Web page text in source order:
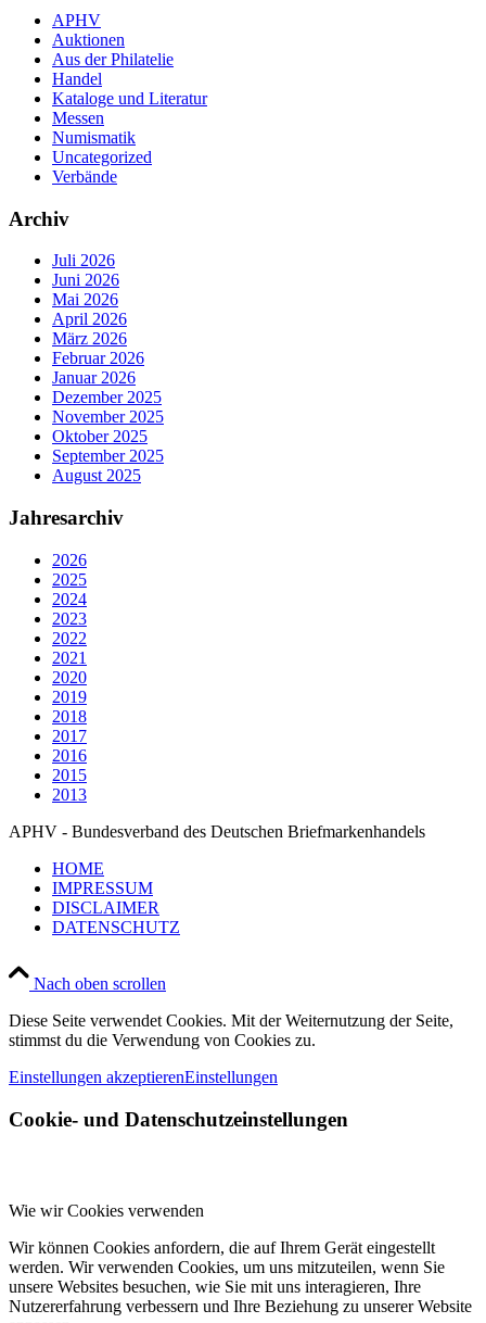
APHV
Auktionen
Aus der Philatelie
Handel
Kataloge und Literatur
Messen
Numismatik
Uncategorized
Verbände
Archiv
Juli 2026
Juni 2026
Mai 2026
April 2026
März 2026
Februar 2026
Januar 2026
Dezember 2025
November 2025
Oktober 2025
September 2025
August 2025
Jahresarchiv
2026
2025
2024
2023
2022
2021
2020
2019
2018
2017
2016
2015
2013
APHV - Bundesverband des Deutschen Briefmarkenhandels
HOME
IMPRESSUM
DISCLAIMER
DATENSCHUTZ
Nach oben scrollen
Diese Seite verwendet Cookies. Mit der Weiternutzung der Seite,
stimmst du die Verwendung von Cookies zu.
Einstellungen akzeptierenEinstellungen
Cookie- und Datenschutzeinstellungen
Wie wir Cookies verwenden
Wir können Cookies anfordern, die auf Ihrem Gerät eingestellt
werden. Wir verwenden Cookies, um uns mitzuteilen, wenn Sie
unsere Websites besuchen, wie Sie mit uns interagieren, Ihre
Nutzererfahrung verbessern und Ihre Beziehung zu unserer Website